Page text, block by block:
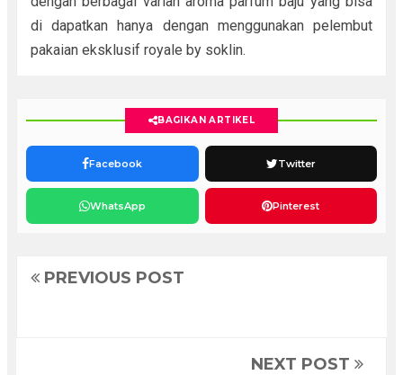
di dapatkan hanya dengan menggunakan pelembut
pakaian eksklusif royale by soklin.
BAGIKAN ARTIKEL
Facebook Twitter
WhatsApp Pinterest
PREVIOUS POST
NEXT POST